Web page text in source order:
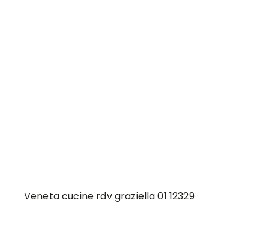
Veneta cucine rdv graziella 01 12329